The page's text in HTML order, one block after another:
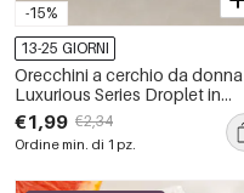
-15%
13-25 GIORNI
Orecchini a cerchio da donna
Luxurious Series Droplet in
acciaio inossidabile color oro
impermeabile con zirconi
€1,99 €2,34
Ordine min. di 1 pz.